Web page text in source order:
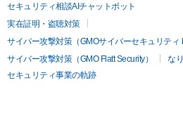
セキュリティ相談AIチャットボット
実在証明・盗聴対策
サイバー攻撃対策（GMOサイバーセキュリティ
サイバー攻撃対策（GMO Flatt Security）
な
セキュリティ事業の軌跡